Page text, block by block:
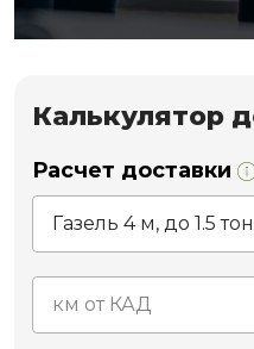
Калькулятор
Расчет доставки